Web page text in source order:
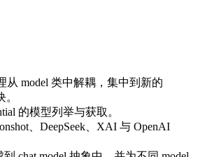
从 model 类中解耦，集中到新的
。
的模型列举与获取。
、DeepSeek、XAI 与 OpenAI